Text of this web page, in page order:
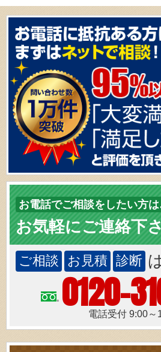
お電話でご相談をしたい方
お気軽にご連絡下
ご相談 お見積 診断
0120-
電話受付 9:00～